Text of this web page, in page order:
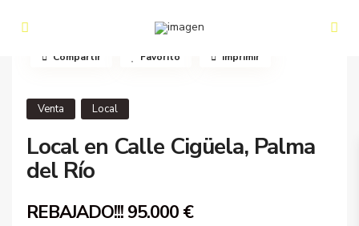
Venta Local
Local en Calle Cigüela, Palma
del Río
REBAJADO!!! 95.000 €
Compartir Favorito Imprimir